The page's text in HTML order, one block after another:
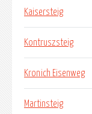
Kaisersteig
Kontruszsteig
Kronich Eisenweg
Martinsteig